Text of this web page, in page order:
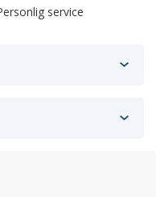
service